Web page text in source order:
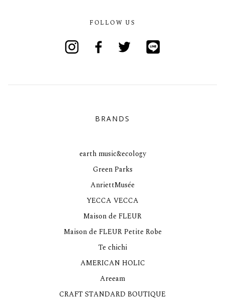
FOLLOW US
BRANDS
earth music&ecology
Green Parks
AnriettMusée
YECCA VECCA
Maison de FLEUR
Maison de FLEUR Petite Robe
Te chichi
AMERICAN HOLIC
Areeam
CRAFT STANDARD BOUTIQUE